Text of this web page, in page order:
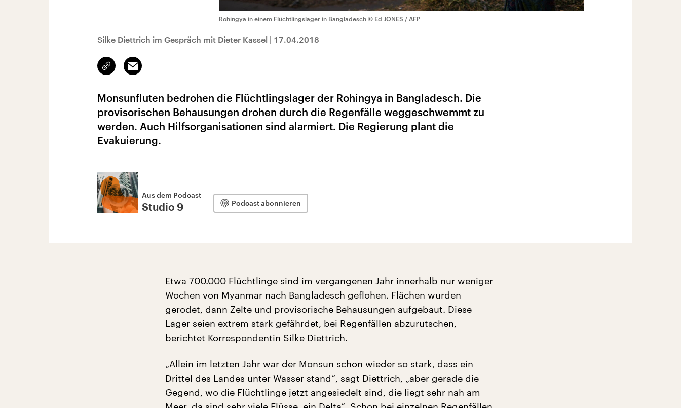
Rohingya in einem Flüchtlingslager in Bangladesch © Ed JONES / AFP
Silke Diettrich im Gespräch mit Dieter Kassel | 17.04.2018
Link
kopieren/teilen
Email
Monsunfluten bedrohen die Flüchtlingslager der Rohingya in Bangladesch. Die
provisorischen Behausungen drohen durch die Regenfälle weggeschwemmt zu
werden. Auch Hilfsorganisationen sind alarmiert. Die Regierung plant die
Evakuierung.
Aus dem Podcast
Studio 9 Podcast abonnieren
Etwa 700.000 Flüchtlinge sind im vergangenen Jahr innerhalb nur weniger
Wochen von Myanmar nach Bangladesch geflohen. Flächen wurden
gerodet, dann Zelte und provisorische Behausungen aufgebaut. Diese
Lager seien extrem stark gefährdet, bei Regenfällen abzurutschen,
berichtet Korrespondentin Silke Diettrich.
„Allein im letzten Jahr war der Monsun schon wieder so stark, dass ein
Drittel des Landes unter Wasser stand“, sagt Diettrich, „aber gerade die
Gegend, wo die Flüchtlinge jetzt angesiedelt sind, die liegt sehr nah am